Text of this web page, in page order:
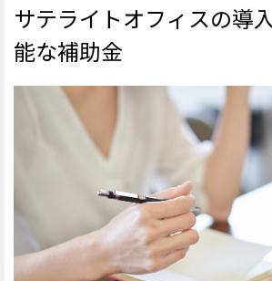
サテライトオフィスの導
能な補助金